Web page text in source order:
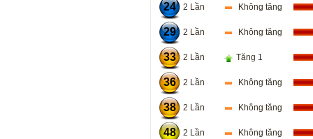
24 2 Lần Không tăng
29 2 Lần Không tăng
33 2 Lần Tăng 1
36 2 Lần Không tăng
38 2 Lần Không tăng
48 2 Lần Không tăng